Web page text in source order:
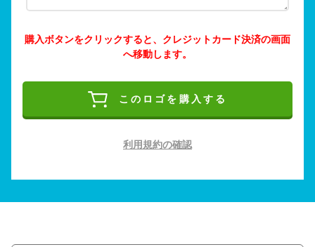
購入ボタンをクリックすると、クレジットカード決済の画面
へ移動します。
このロゴを購入する
利用規約の確認